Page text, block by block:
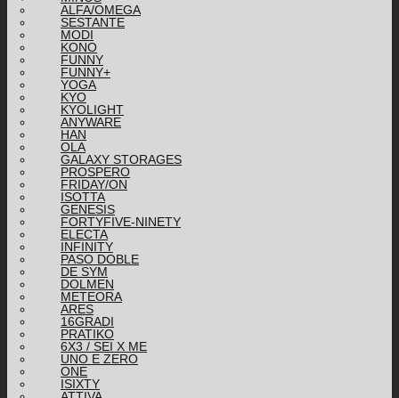
ALFA/OMEGA
SESTANTE
MODI
KONO
FUNNY
FUNNY+
YOGA
KYO
KYOLIGHT
ANYWARE
HAN
OLA
GALAXY STORAGES
PROSPERO
FRIDAY/ON
ISOTTA
GENESIS
FORTYFIVE-NINETY
ELECTA
INFINITY
PASO DOBLE
DE SYM
DOLMEN
METEORA
ARES
16GRADI
PRATIKO
6X3 / SEI X ME
UNO E ZERO
ONE
ISIXTY